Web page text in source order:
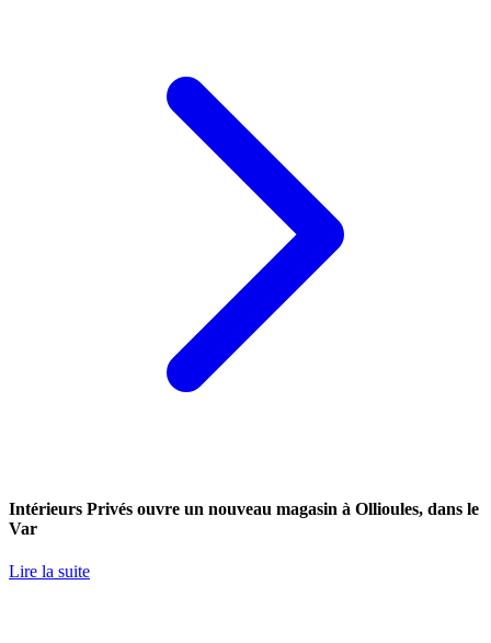
Intérieurs Privés ouvre un nouveau magasin à Ollioules, dans le
Var
Lire la suite